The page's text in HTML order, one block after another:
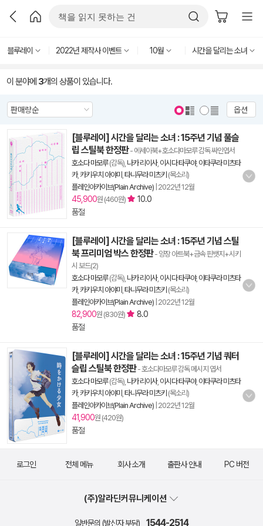
블루레이 2022년 제작사 이벤트 10월 시간을 달리는 소녀
이 분야에 3개의 상품이 있습니다.
옵션
[블루레이] 시간을 달리는 소녀 : 15주년 기념 풀슬
립 스틸북 한정판- 에세이북+호소다마모루 감독 싸인엽서
호소다 마모루(감독), 나카 리이사, 이시다 타쿠야, 이타쿠라 미츠타
카,카키우치 아야미 타니무라 미츠키 (목소리)
플레인아카이브(Plain Archive) 2022년 12월
45,900원 (460원)
10.0
품절
[블루레이] 시간을 달리는 소녀 : 15주년 기념 스틸
북 프리미엄 박스 한정판- 양장 아트북+금속 핀뱃지+시키
시 보드(2)
호소다 마모루(감독), 나카 리이사, 이시다 타쿠야, 이타쿠라 미츠타
카,카키우치 아야미 타니무라 미츠키 (목소리)
플레인아카이브(Plain Archive) 2022년 12월
82,900원 (830원)
8.0
품절
[블루레이] 시간을 달리는 소녀 : 15주년 기념 쿼터
슬립 스틸북 한정판- 호소다마모루 감독 메시지 엽서
호소다 마모루(감독), 나카 리이사, 이시다 타쿠야, 이타쿠라 미츠타
카,카키우치 아야미 타니무라 미츠키 (목소리)
플레인아카이브(Plain Archive) 2022년 12월
41,900원 (420원)
품절
로그인 전체 메뉴 회사 소개 출판사 안내 PC 버전
(주)알라딘커뮤니케이션
일반문의 (발신자 부담) 1544-2514